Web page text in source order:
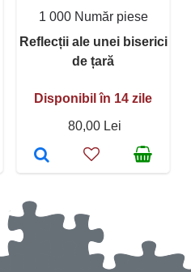
1 000 Număr piese
Reflecții ale unei biserici
de țară
Disponibil în 14 zile
80,00 Lei